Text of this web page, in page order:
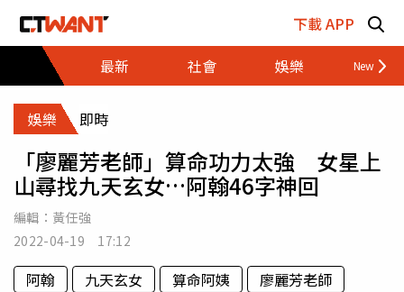
下載 APP
最新
社會 娛樂 財經
娛樂 即時
「廖麗芳老師」算命功力太強 女星上
山尋找九天玄女…阿翰46字神回
編輯： 黃任強
2022-04-19 17:12
阿翰 九天玄女 算命阿姨
廖麗芳老師